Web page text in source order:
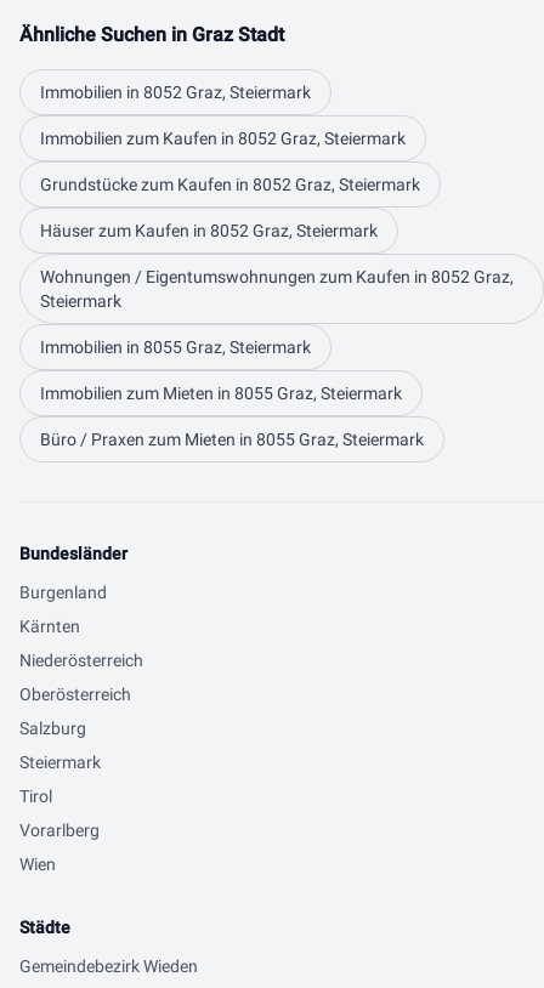
Ähnliche Suchen in Graz Stadt
Immobilien in 8052 Graz, Steiermark
Immobilien zum Kaufen in 8052 Graz, Steiermark
Grundstücke zum Kaufen in 8052 Graz, Steiermark
Häuser zum Kaufen in 8052 Graz, Steiermark
Wohnungen / Eigentumswohnungen zum Kaufen in 8052 Graz,
Steiermark
Immobilien in 8055 Graz, Steiermark
Immobilien zum Mieten in 8055 Graz, Steiermark
Büro / Praxen zum Mieten in 8055 Graz, Steiermark
Bundesländer
Burgenland
Kärnten
Niederösterreich
Oberösterreich
Salzburg
Steiermark
Tirol
Vorarlberg
Wien
Städte
Gemeindebezirk Wieden